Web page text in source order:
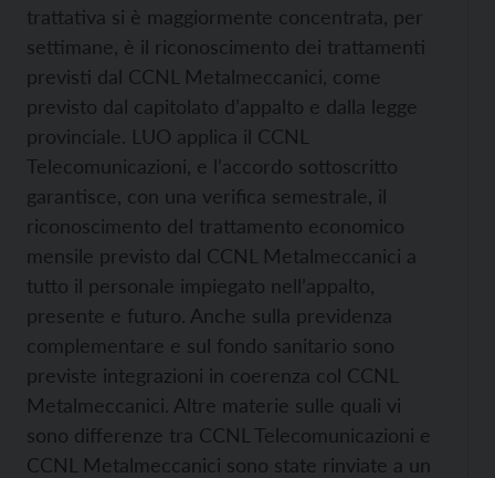
trattativa si è maggiormente concentrata, per
settimane, è il riconoscimento dei trattamenti
previsti dal CCNL Metalmeccanici, come
previsto dal capitolato d’appalto e dalla legge
provinciale. LUO applica il CCNL
Telecomunicazioni, e l’accordo sottoscritto
garantisce, con una verifica semestrale, il
riconoscimento del trattamento economico
mensile previsto dal CCNL Metalmeccanici a
tutto il personale impiegato nell’appalto,
presente e futuro. Anche sulla previdenza
complementare e sul fondo sanitario sono
previste integrazioni in coerenza col CCNL
Metalmeccanici. Altre materie sulle quali vi
sono differenze tra CCNL Telecomunicazioni e
CCNL Metalmeccanici sono state rinviate a un